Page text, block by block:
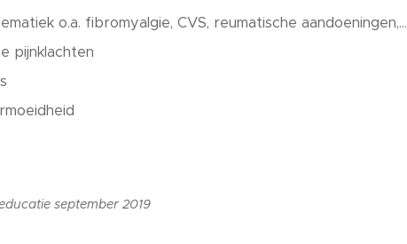
o.a. fibromyalgie, CVS, reumatische aandoeningen,...
pijnklachten
september 2019